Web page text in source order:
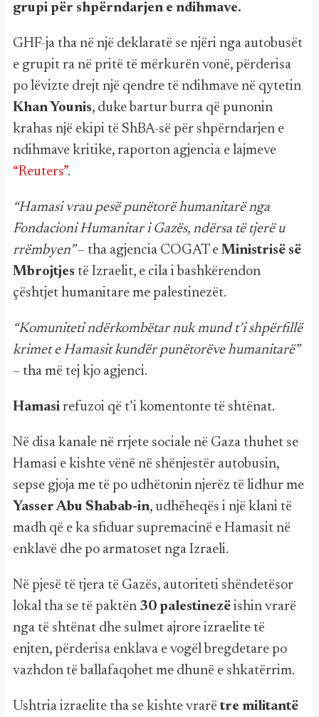
grupi për shpërndarjen e ndihmave.
GHF-ja tha në një deklaratë se njëri nga autobusët
e grupit ra në pritë të mërkurën vonë, përderisa
po lëvizte drejt një qendre të ndihmave në qytetin
Khan Younis, duke bartur burra që punonin
krahas një ekipi të ShBA-së për shpërndarjen e
ndihmave kritike, raporton agjencia e lajmeve
“Reuters”.
“Hamasi vrau pesë punëtorë humanitarë nga
Fondacioni Humanitar i Gazës, ndërsa të tjerë u
rrëmbyen”– tha agjencia COGAT e Ministrisë së
Mbrojtjes të Izraelit, e cila i bashkërendon
çështjet humanitare me palestinezët.
“Komuniteti ndërkombëtar nuk mund t’i shpërfillë
krimet e Hamasit kundër punëtorëve humanitarë”
– tha më tej kjo agjenci.
Hamasi refuzoi që t’i komentonte të shtënat.
Në disa kanale në rrjete sociale në Gaza thuhet se
Hamasi e kishte vënë në shënjestër autobusin,
sepse gjoja me të po udhëtonin njerëz të lidhur me
Yasser Abu Shabab-in, udhëheqës i një klani të
madh që e ka sfiduar supremacinë e Hamasit në
enklavë dhe po armatoset nga Izraeli.
Në pjesë të tjera të Gazës, autoriteti shëndetësor
lokal tha se të paktën 30 palestinezë ishin vrarë
nga të shtënat dhe sulmet ajrore izraelite të
enjten, përderisa enklava e vogël bregdetare po
vazhdon të ballafaqohet me dhunë e shkatërrim.
Ushtria izraelite tha se kishte vrarëtre militantë